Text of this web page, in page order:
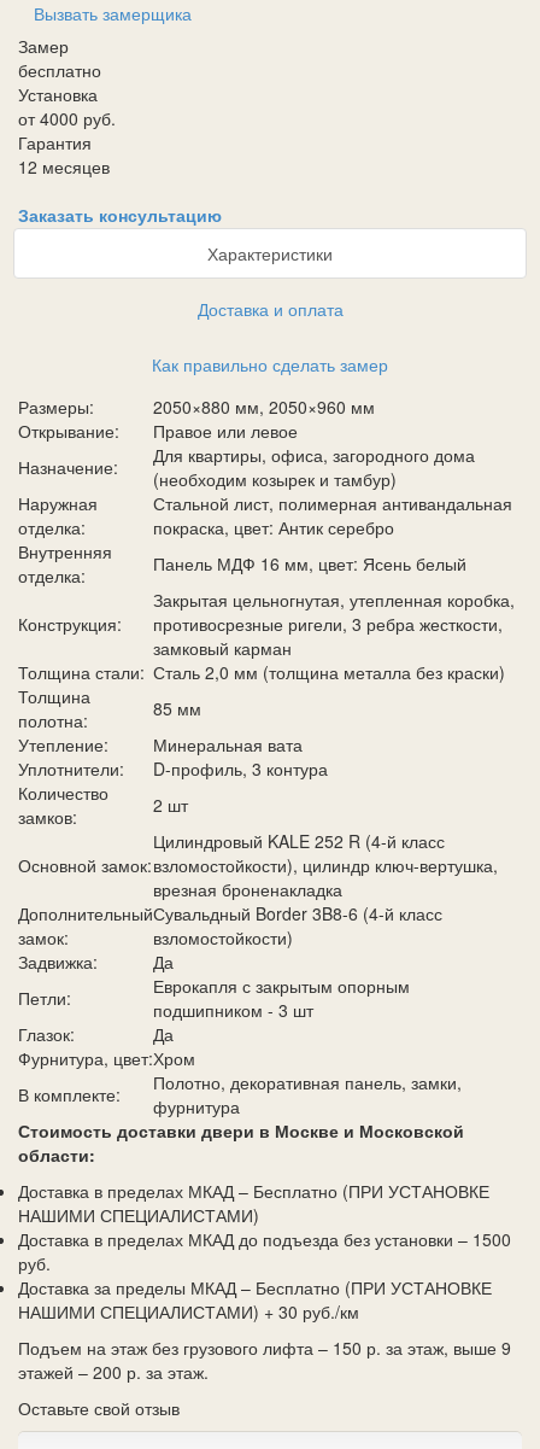
Вызвать замерщика
Замер
бесплатно
Установка
от 4000 руб.
Гарантия
12 месяцев
Заказать консультацию
Характеристики
Доставка и оплата
Как правильно сделать замер
Размеры:
2050×880 мм, 2050×960 мм
Открывание:
Правое или левое
Назначение:
Для квартиры, офиса, загородного дома
(необходим козырек и тамбур)
Наружная
отделка:
Стальной лист, полимерная антивандальная
покраска, цвет: Антик серебро
Внутренняя
отделка:
Панель МДФ 16 мм, цвет: Ясень белый
Конструкция:
Закрытая цельногнутая, утепленная коробка,
противосрезные ригели, 3 ребра жесткости,
замковый карман
Толщина стали: Сталь 2,0 мм (толщина металла без краски)
Толщина
полотна:
85 мм
Утепление:
Минеральная вата
Уплотнители:
D-профиль, 3 контура
Количество
замков:
2 шт
Основной замок:
Цилиндровый KALE 252 R (4-й класс
взломостойкости), цилиндр ключ-вертушка,
врезная броненакладка
Дополнительный
замок:
Сувальдный Border 3B8-6 (4-й класс
взломостойкости)
Задвижка:
Да
Петли:
Еврокапля с закрытым опорным
подшипником - 3 шт
Глазок:
Да
Фурнитура, цвет:Хром
В комплекте:
Полотно, декоративная панель, замки,
фурнитура
Стоимость доставки двери в Москве и Московской
области:
Доставка в пределах МКАД – Бесплатно (ПРИ УСТАНОВКЕ
НАШИМИ СПЕЦИАЛИСТАМИ)
Доставка в пределах МКАД до подъезда без установки – 1500
руб.
Доставка за пределы МКАД – Бесплатно (ПРИ УСТАНОВКЕ
НАШИМИ СПЕЦИАЛИСТАМИ) + 30 руб./км
Подъем на этаж без грузового лифта – 150 р. за этаж, выше 9
этажей – 200 р. за этаж.
Оставьте свой отзыв